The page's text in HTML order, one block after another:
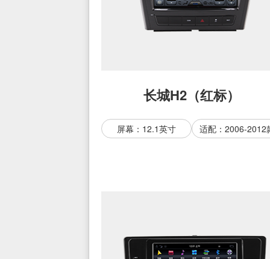
长城H2（红标）
适配：2006-2012
屏幕：12.1英寸